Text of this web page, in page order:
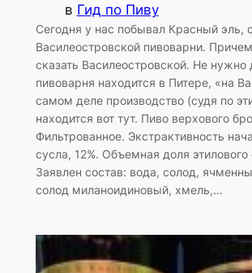
в Гид по Пиву
Сегодня у нас побывал Красный эль,
Василеостровской пивоварни.
сказать Василеостровской. Не нужно
пивоварня находится в Питере, «на
самом деле производство (судя по
находится вот тут. Пиво верхового
Фильтрованное. Экстрактивность
сусла, 12%. Объемная доля этилового
Заявлен состав: вода, солод,
солод миланоидиновый, хмель,…